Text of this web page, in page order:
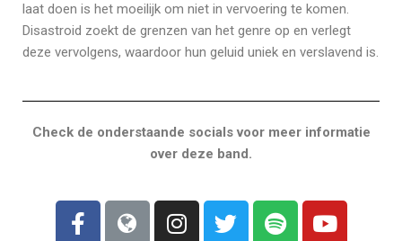
laat doen is het moeilijk om niet in vervoering te komen.
Disastroid zoekt de grenzen van het genre op en verlegt
deze vervolgens, waardoor hun geluid uniek en verslavend is.
Check de onderstaande socials voor meer informatie
over deze band.